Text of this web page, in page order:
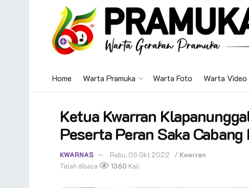
Home Warta Pramuka Warta Foto Warta Video
Ketua Kwarran
Peserta Peran Saka
KWARNAS Rabu, 05 Okt 2022 / Kwarran
Telah dibaca
1360 Kali